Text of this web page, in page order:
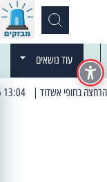
עוד נושאים
| 13:04 14/01/2025 עובדים בלילות: עבודות קרצוף וריבוד אספלט